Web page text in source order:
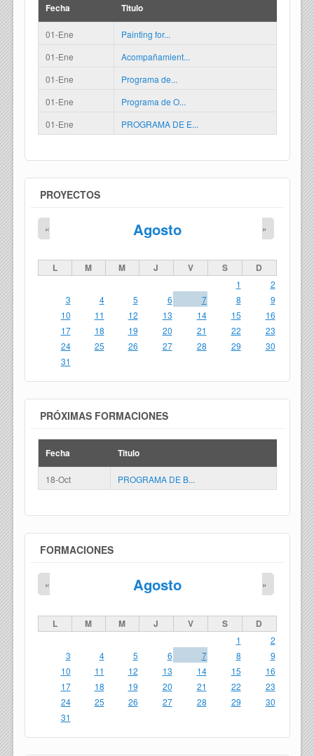
Fecha Titulo
01-Ene
Painting for...
01-Ene
Acompañamient...
01-Ene
Programa de...
01-Ene
Programa de O...
01-Ene
PROGRAMA DE E...
PROYECTOS
Agosto
« »
L M M J V S D
1
2
3
4 5 6 7 8
9
10
11 12 13 14 15
16
17
18 19 20 21 22
23
24
25 26 27 28 29
30
31
PRÓXIMAS FORMACIONES
Fecha Titulo
18-Oct PROGRAMA DE B...
FORMACIONES
Agosto
« »
L M M J V S D
1
2
3
4 5 6 7 8
9
10
11 12 13 14 15
16
17
18 19 20 21 22
23
24
25 26 27 28 29
30
31